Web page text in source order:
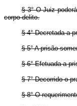
§ 3° O Juiz
corpo delito.
§ 4° Decretada a
§ 5° A prisão
§ 6° Efetuada a
§ 7° Decorrido o
§ 8° O